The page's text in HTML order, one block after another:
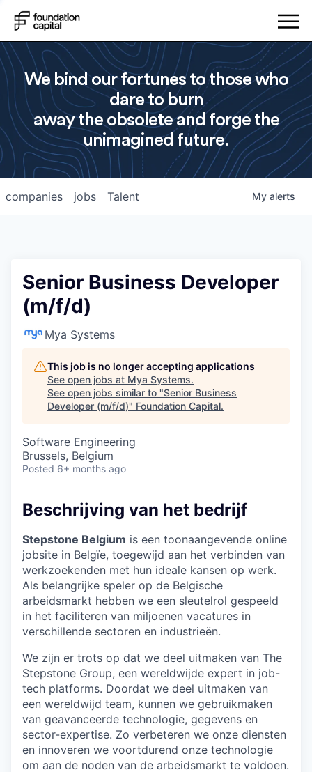
We bind our fortunes to those who
dare to burn
away the obsolete and forge the
unimagined future.
jobs
companies Talent My alerts
Senior Business Developer
(m/f/d)
Mya Systems
This job is no longer accepting applications
See open jobs at Mya Systems.
See open jobs similar to "Senior Business
Developer (m/f/d)" Foundation Capital.
Software Engineering
Brussels, Belgium
Posted 6+ months ago
Beschrijving van het bedrijf
Stepstone Belgium is een toonaangevende online
jobsite in Belgïe, toegewijd aan het verbinden van
werkzoekenden met hun ideale kansen op werk.
Als belangrijke speler op de Belgische
arbeidsmarkt hebben we een sleutelrol gespeeld
in het faciliteren van miljoenen vacatures in
verschillende sectoren en industrieën.
We zijn er trots op dat we deel uitmaken van The
Stepstone Group, een wereldwijde expert in job-
tech platforms. Doordat we deel uitmaken van
een wereldwijd team, kunnen we gebruikmaken
van geavanceerde technologie, gegevens en
sector-expertise. Zo verbeteren we onze diensten
en innoveren we voortdurend onze technologie
om aan de noden van de arbeidsmarkt te voldoen.